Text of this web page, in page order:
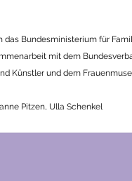
das Bundesministerium für
mit dem
Künstler und dem
Pitzen, Ulla Schenkel